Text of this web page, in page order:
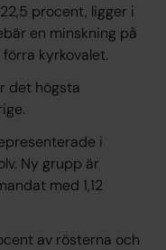
procent, ligger i
en minskning på
kyrkovalet.
det högsta
i
Ny grupp är
med 1,12
av rösterna och